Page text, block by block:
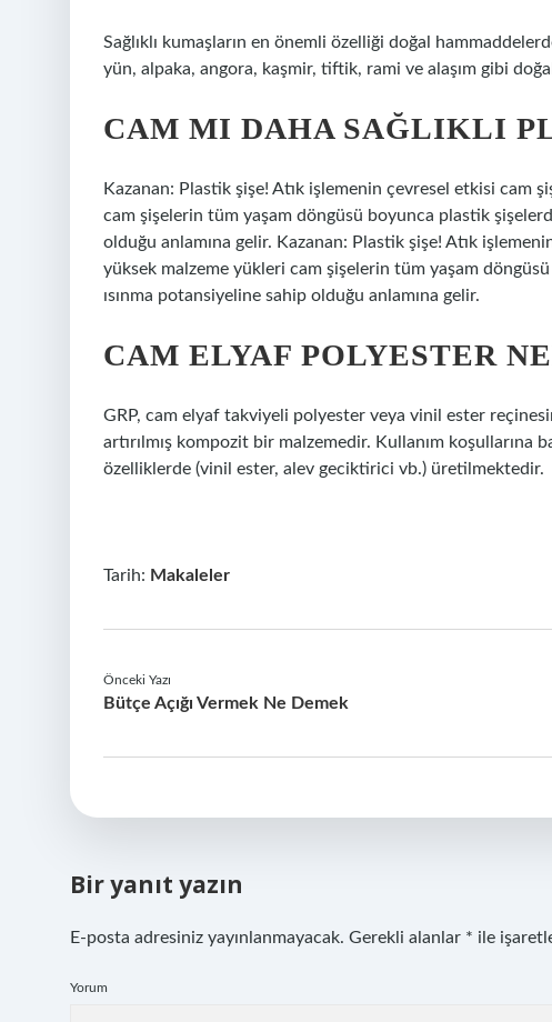
Sağlıklı kumaşların en önemli özelliği doğal
yün, alpaka, angora, kaşmir, tiftik, rami ve alaşım gibi
CAM MI DAHA SAĞLIKLI
Kazanan: Plastik şişe! Atık işlemenin çevresel etkisi cam
cam şişelerin tüm yaşam döngüsü boyunca plastik
olduğu anlamına gelir. Kazanan: Plastik şişe! Atık
yüksek malzeme yükleri cam şişelerin tüm yaşam
ısınma potansiyeline sahip olduğu anlamına gelir.
CAM ELYAF POLYESTER
GRP, cam elyaf takviyeli polyester veya vinil ester
artırılmış kompozit bir malzemedir. Kullanım koşullarına
özelliklerde (vinil ester, alev geciktirici vb.) üretilmektedir.
Tarih: Makaleler
Önceki Yazı
Bütçe Açığı Vermek Ne Demek
Bir yanıt yazın
E-posta adresiniz yayınlanmayacak. Gerekli alanlar * ile
Yorum